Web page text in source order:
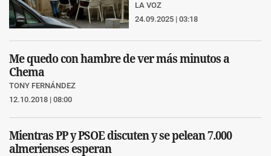
LA VOZ
24.09.2025 | 03:18
Me quedo con hambre de ver más minutos a
Chema
TONY FERNÁNDEZ
12.10.2018 | 08:00
Mientras PP y PSOE discuten y se pelean 7.000
almerienses esperan